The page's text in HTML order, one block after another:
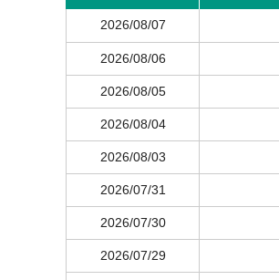
2026/08/07
2026/08/06
2026/08/05
2026/08/04
2026/08/03
2026/07/31
2026/07/30
2026/07/29